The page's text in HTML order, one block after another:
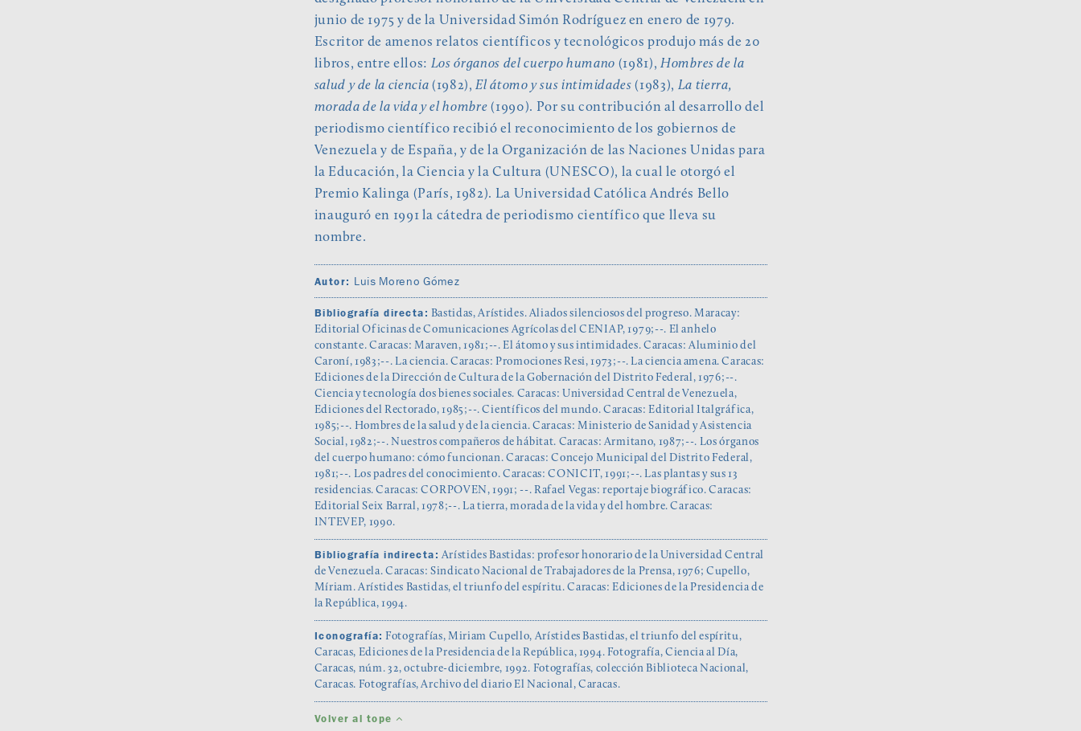
junio de 1975 y de la Universidad Simón Rodríguez en enero de 1979.
Escritor de amenos relatos científicos y tecnológicos produjo más de 20
libros, entre ellos: Los órganos del cuerpo humano (1981),Hombres de la
salud y de la ciencia (1982),El átomo y sus intimidades (1983), La tierra,
morada de la vida y el hombre (1990). Por su contribución al desarrollo del
periodismo científico recibió el reconocimiento de los gobiernos de
Venezuela y de España, y de la Organización de las Naciones Unidas para
la Educación, la Ciencia y la Cultura (UNESCO), la cual le otorgó el
Premio Kalinga (París, 1982). La Universidad Católica Andrés Bello
inauguró en 1991 la cátedra de periodismo científico que lleva su
nombre.
Autor: Luis Moreno Gómez
Bibliografía directa: Bastidas, Arístides. Aliados silenciosos del progreso. Maracay:
Editorial Oficinas de Comunicaciones Agrícolas del CENIAP, 1979;--. El anhelo
constante. Caracas: Maraven, 1981;--. El átomo y sus intimidades. Caracas: Aluminio del
Caroní, 1983;--. La ciencia. Caracas: Promociones Resi, 1973;--. La ciencia amena. Caracas:
Ediciones de la Dirección de Cultura de la Gobernación del Distrito Federal, 1976;--.
Ciencia y tecnología dos bienes sociales. Caracas: Universidad Central de Venezuela,
Ediciones del Rectorado, 1985;--. Científicos del mundo. Caracas: Editorial Italgráfica,
1985;--. Hombres de la salud y de la ciencia. Caracas: Ministerio de Sanidad y Asistencia
Social, 1982;--. Nuestros compañeros de hábitat. Caracas: Armitano, 1987;--. Los órganos
del cuerpo humano: cómo funcionan. Caracas: Concejo Municipal del Distrito Federal,
1981;--. Los padres del conocimiento. Caracas: CONICIT, 1991;--. Las plantas y sus 13
residencias. Caracas: CORPOVEN, 1991; --. Rafael Vegas: reportaje biográfico. Caracas:
Editorial Seix Barral, 1978;--. La tierra, morada de la vida y del hombre. Caracas:
INTEVEP, 1990.
Bibliografía indirecta: Arístides Bastidas: profesor honorario de la Universidad Central
de Venezuela. Caracas: Sindicato Nacional de Trabajadores de la Prensa, 1976; Cupello,
Míriam. Arístides Bastidas, el triunfo del espíritu. Caracas: Ediciones de la Presidencia de
la República, 1994.
Iconografía: Fotografías, Miriam Cupello, Arístides Bastidas, el triunfo del espíritu,
Caracas, Ediciones de la Presidencia de la República, 1994. Fotografía, Ciencia al Día,
Caracas, núm. 32, octubre-diciembre, 1992. Fotografías, colección Biblioteca Nacional,
Caracas. Fotografías, Archivo del diario El Nacional, Caracas.
Volver al tope